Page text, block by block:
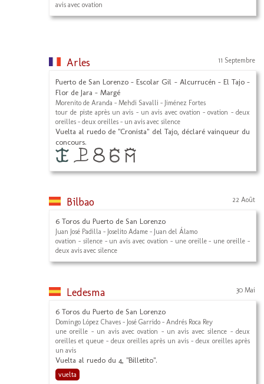
avis avec ovation
Arles 11 Septembre
Puerto de San Lorenzo - Escolar Gil - Alcurrucén - El Tajo -
Flor de Jara - Margé
Morenito de Aranda - Mehdi Savalli - Jiménez Fortes
tour de piste après un avis - un avis avec ovation - ovation - deux
oreilles - deux oreilles - un avis avec silence
Vuelta al ruedo de "Cronista" del Tajo, déclaré vainqueur du
concours.
Bilbao 22 Août
6 Toros du Puerto de San Lorenzo
Juan José Padilla - Joselito Adame - Juan del Álamo
ovation - silence - un avis avec ovation - une oreille - une oreille -
deux avis avec silence
Ledesma 30 Mai
6 Toros du Puerto de San Lorenzo
Domingo López Chaves - José Garrido - Andrés Roca Rey
une oreille - un avis avec ovation - un avis avec silence - deux
oreilles et queue - deux oreilles après un avis - deux oreilles après
un avis
Vuelta al ruedo du 4, "Billetito".
vuelta